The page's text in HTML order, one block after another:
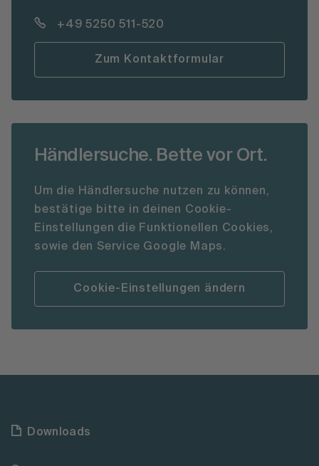
+49 5250 511-520
Zum Kontaktformular
Händlersuche. Bette vor Ort.
Um die Händlersuche nutzen zu können,
bestätige bitte in deinen Cookie-
Einstellungen die Funktionellen Cookies,
sowie den Service Google Maps.
Cookie-Einstellungen ändern
Downloads